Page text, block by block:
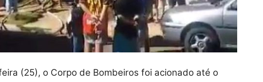
(25), o Corpo de Bombeiros foi acionado até o